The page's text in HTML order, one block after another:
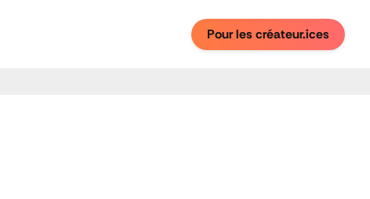
Pour les créateur.ices